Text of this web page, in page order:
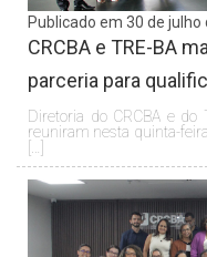
Publicado em 30 de julho
CRCBA e TRE-BA
parceria para
Diretoria do CRCBA e do
reuniram nesta quinta-